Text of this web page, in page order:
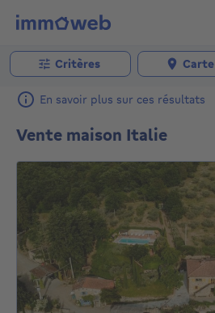
Critères Carte
En savoir plus sur ces résultats
Vente maison Italie